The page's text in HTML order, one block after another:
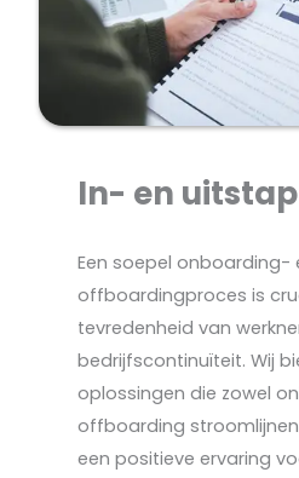
In- en
Een soepel onboarding-
offboardingproces is
tevredenheid van
bedrijfscontinuïteit. Wij
oplossingen die zowel
offboarding
een positieve ervaring